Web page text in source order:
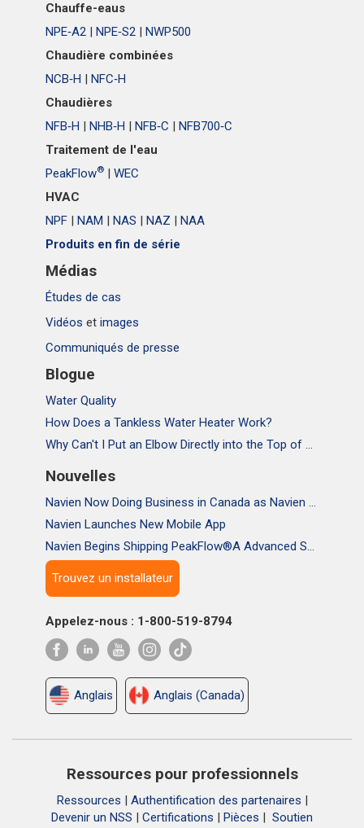
Chauffe-eaus
NPE‑A2 | NPE‑S2 | NWP500
Chaudière combinées
NCB‑H | NFC‑H
Chaudières
NFB‑H | NHB‑H | NFB‑C | NFB700‑C
Traitement de l'eau
PeakFlow® | WEC
HVAC
NPF | NAM | NAS | NAZ | NAA
Produits en fin de série
Médias
Études de cas
Vidéos et images
Communiqués de presse
Blogue
Water Quality
How Does a Tankless Water Heater Work?
Why Can't I Put an Elbow Directly into the Top of NPE Tankless Water Heaters
Nouvelles
Navien Now Doing Business in Canada as Navien Canada, Inc.
Navien Launches New Mobile App
Navien Begins Shipping PeakFlow®A Advanced Scale Prevention System
Trouvez un installateur
Appelez-nous : 1-800-519-8794
Anglais Anglais (Canada)
Ressources pour professionnels
Ressources | Authentification des partenaires |
Devenir un NSS | Certifications | Pièces | Soutien